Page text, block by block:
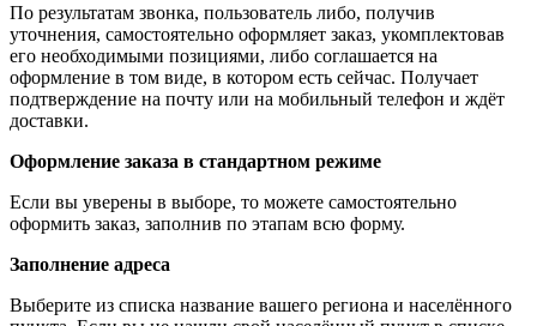
По результатам звонка, пользователь либо, получив
уточнения, самостоятельно оформляет заказ, укомплектовав
его необходимыми позициями, либо соглашается на
оформление в том виде, в котором есть сейчас. Получает
подтверждение на почту или на мобильный телефон и ждёт
доставки.
Оформление заказа в стандартном режиме
Если вы уверены в выборе, то можете самостоятельно
оформить заказ, заполнив по этапам всю форму.
Заполнение адреса
Выберите из списка название вашего региона и населённого